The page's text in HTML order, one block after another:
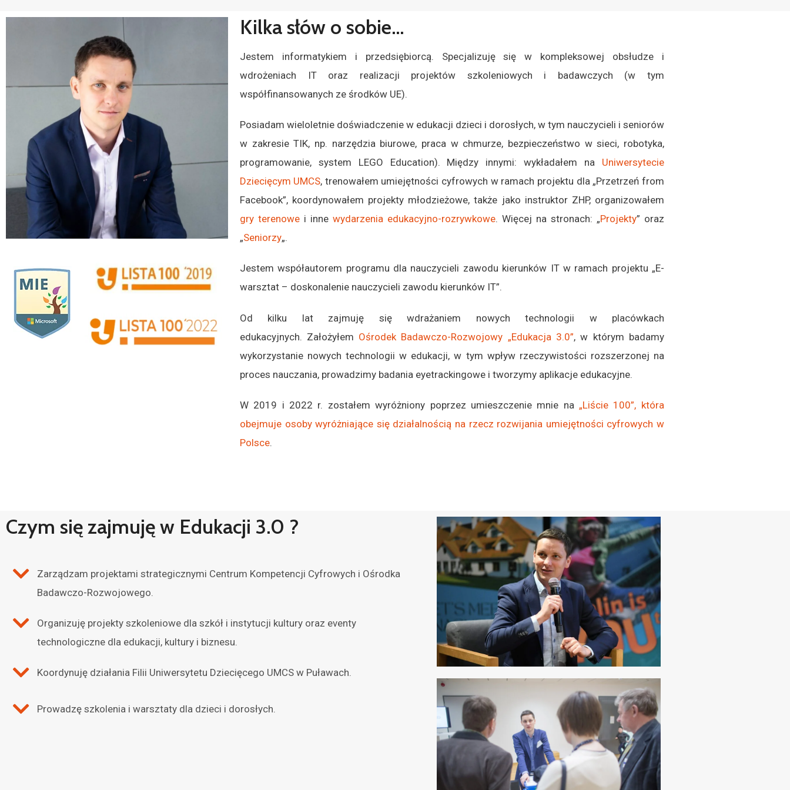
Kilka słów o sobie...
Jestem informatykiem i przedsiębiorcą. Specjalizuję się w kompleksowej obsłudze i
wdrożeniach IT oraz realizacji projektów szkoleniowych i badawczych (w tym
współfinansowanych ze środków UE).
Posiadam wieloletnie doświadczenie w edukacji dzieci i dorosłych, w tym nauczycieli i seniorów
w zakresie TIK, np. narzędzia biurowe, praca w chmurze, bezpieczeństwo w sieci, robotyka,
programowanie, system LEGO Education). Między innymi: wykładałem na Uniwersytecie
Dziecięcym UMCS, trenowałem umiejętności cyfrowych w ramach projektu dla „Przetrzeń from
Facebook”, koordynowałem projekty młodzieżowe, także jako instruktor ZHP, organizowałem
gry terenowei inne wydarzenia edukacyjno-rozrywkowe. Więcej na stronach: „Projekty” oraz
„Seniorzy„.
Jestem współautorem programu dla nauczycieli zawodu kierunków IT w ramach projektu „E-
warsztat – doskonalenie nauczycieli zawodu kierunków IT”.
Od kilku lat zajmuję się wdrażaniem nowych technologii w placówkach
edukacyjnych. Założyłem Ośrodek Badawczo-Rozwojowy „Edukacja 3.0”, w którym badamy
wykorzystanie nowych technologii w edukacji, w tym wpływ rzeczywistości rozszerzonej na
proces nauczania, prowadzimy badania eyetrackingowe i tworzymy aplikacje edukacyjne.
W 2019 i 2022 r. zostałem wyróżniony poprzez umieszczenie mnie na „Liście 100”, która
obejmuje osoby wyróżniające się działalnością na rzecz rozwijania umiejętności cyfrowych w
Polsce.
Czym się zajmuję w Edukacji 3.0 ?
Zarządzam projektami strategicznymi Centrum Kompetencji Cyfrowych i Ośrodka
Badawczo-Rozwojowego.
Organizuję projekty szkoleniowe dla szkół i instytucji kultury oraz eventy
technologiczne dla edukacji, kultury i biznesu.
Koordynuję działania Filii Uniwersytetu Dziecięcego UMCS w Puławach.
Prowadzę szkolenia i warsztaty dla dzieci i dorosłych.